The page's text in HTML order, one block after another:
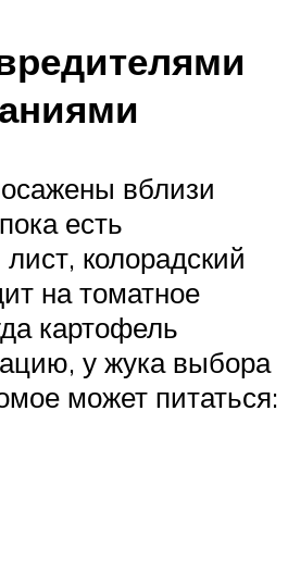
вблизи
есть
колорадский
на томатное
картофель
у жука выбора
может питаться: